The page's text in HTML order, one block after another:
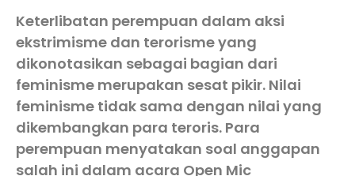
Keterlibatan perempuan dalam aksi
ekstrimisme dan terorisme yang
dikonotasikan sebagai bagian dari
feminisme merupakan sesat pikir. Nilai
feminisme tidak sama dengan nilai yang
dikembangkan para teroris. Para
perempuan menyatakan soal anggapan
salah ini dalam acara Open Mic